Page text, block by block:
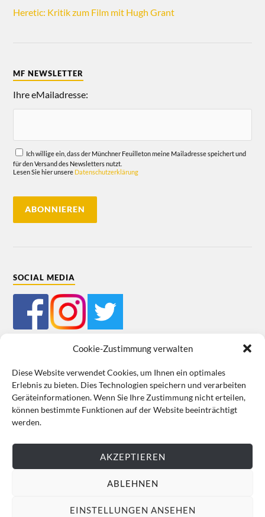
Cookie-Zustimmung verwalten
Diese Website verwendet Cookies, um Ihnen ein optimales
Erlebnis zu bieten. Dies Technologien speichern und verarbeiten
Geräteinformationen. Wenn Sie Ihre Zustimmung nicht erteilen,
können bestimmte Funktionen auf der Website beeinträchtigt
werden.
AKZEPTIEREN
ABLEHNEN
EINSTELLUNGEN ANSEHEN
Heretic: Kritik zum Film mit Hugh Grant
MF NEWSLETTER
Ihre eMailadresse:
Ich willige ein, dass der Münchner Feuilleton meine Mailadresse speichert und
für den Versand des Newsletters nutzt.
Lesen Sie hier unsere Datenschutzerklärung
SOCIAL MEDIA
Mein Bestellkonto Kundeninformationen Datenschutz
Cookie-Richtlinie (EU) Impressum
VERTRAG WIDERRUFEN